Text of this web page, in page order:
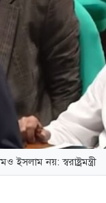
নয়: স্বরাষ্ট্রমন্ত্রী